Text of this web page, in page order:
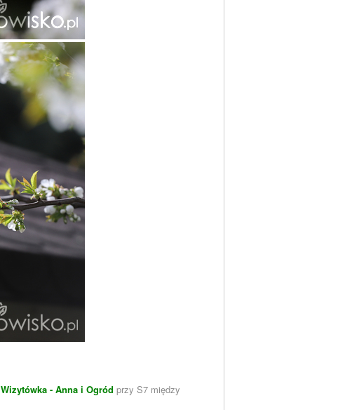
Wizytówka - Anna i Ogród przy S7 między